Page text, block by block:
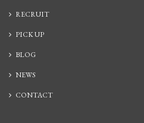
RECRUIT
PICK UP
BLOG
NEWS
CONTACT